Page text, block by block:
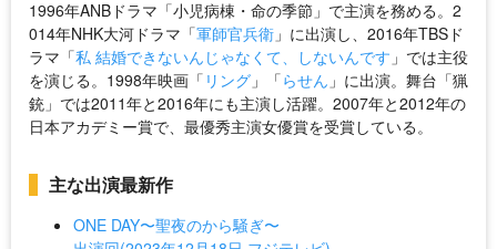
1996年ANBドラマ「小児病棟・命の季節」で主演を務める。2
014年NHK大河ドラマ「軍師官兵衛 」に出演し、2016年TBSド
ラマ「私 結婚できないんじゃなくて、しないんです 」では主役
を演じる。1998年映画「 リング 」「らせん 」に出演。舞台「猟
銃」では2011年と2016年にも主演し活躍。2007年と2012年の
日本アカデミー賞で、最優秀主演女優賞を受賞している。
主な出演最新作
ONE DAY〜聖夜のから騒ぎ〜